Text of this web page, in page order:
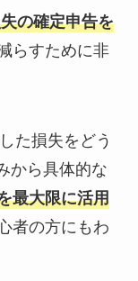
の確定申告を
らすために非
た損失をどう
から具体的な
最大限に活用
者の方にもわ